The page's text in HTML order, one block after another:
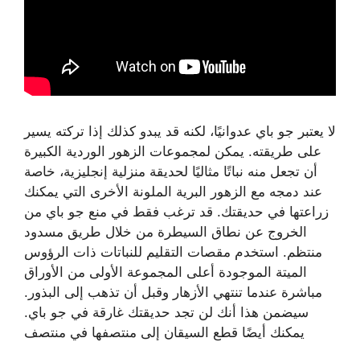
لا يعتبر جو باي عدوانيًا، لكنه قد يبدو كذلك إذا تركته يسير
على طريقته. يمكن لمجموعات الزهور الوردية الكبيرة
أن تجعل منه نباتًا مثاليًا لحديقة منزلية إنجليزية، خاصة
عند دمجه مع الزهور البرية الملونة الأخرى التي يمكنك
زراعتها في حديقتك. قد ترغب فقط في منع جو باي من
الخروج عن نطاق السيطرة من خلال طريق مسدود
منتظم. استخدم مقصات التقليم للنباتات ذات الرؤوس
الميتة الموجودة أعلى المجموعة الأولى من الأوراق
مباشرة عندما تنتهي الأزهار وقبل أن تذهب إلى البذور.
سيضمن هذا أنك لن تجد حديقتك غارقة في جو باي.
يمكنك أيضًا قطع السيقان إلى منتصفها في منتصف